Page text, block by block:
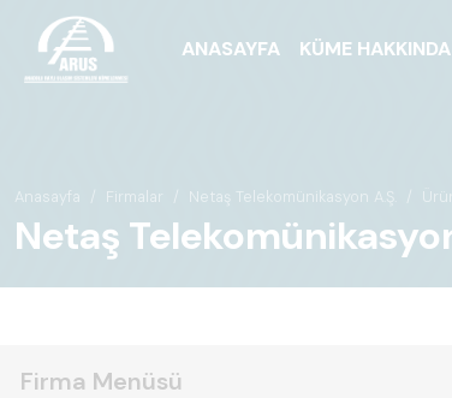
ANASAYFA KÜME HAKKINDA
Anasayfa Firmalar Netaş Telekomünikasyon A.Ş.
Netaş
Firma Menüsü